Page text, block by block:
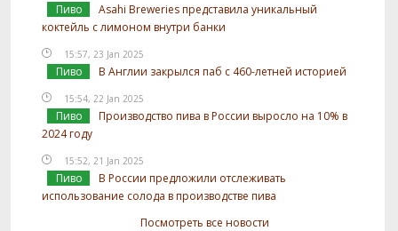
Пиво
Asahi Breweries представила уникальный
коктейль с лимоном внутри банки
15:57, 23 Jan 2025
Пиво В Англии закрылся паб с 460-летней историей
15:54, 22 Jan 2025
Пиво
Производство пива в России выросло на 10% в
2024 году
15:52, 21 Jan 2025
Пиво
В России предложили отслеживать
использование солода в производстве пива
Посмотреть все новости